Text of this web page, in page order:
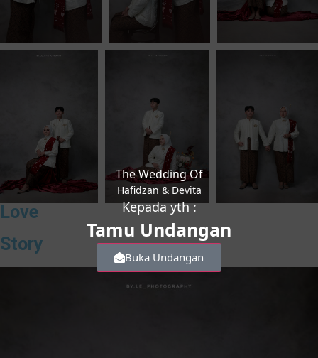
Love
Story
The Wedding Of
Hafidzan & Devita
Kepada yth :
Tamu Undangan
Buka Undangan